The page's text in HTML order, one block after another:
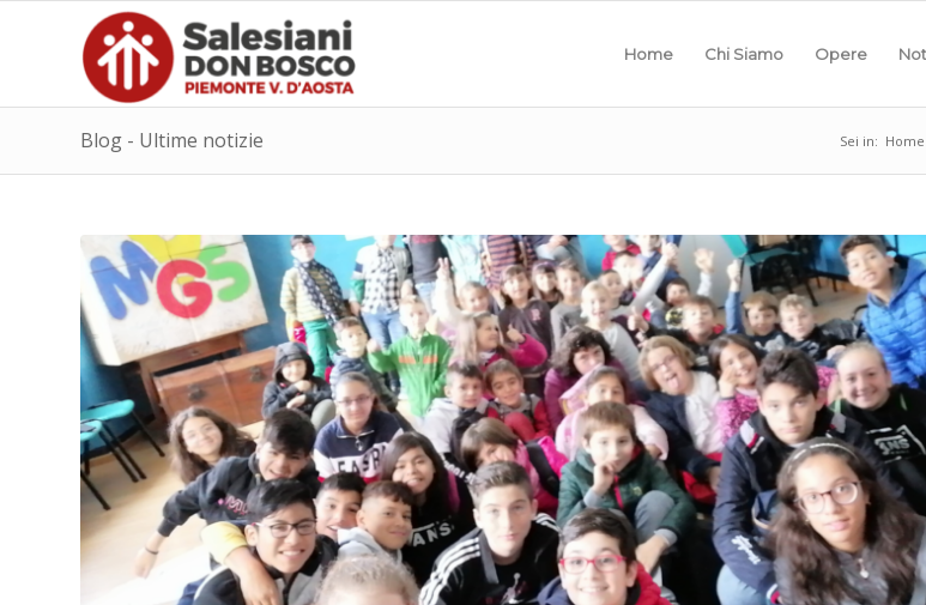
Home Chi Siamo Opere
Blog - Ultime notizie Sei in: Home